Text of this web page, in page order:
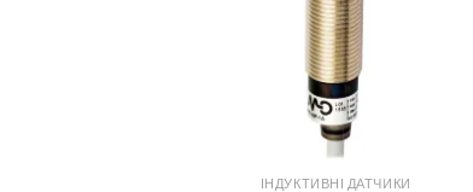
ІНДУКТИВНІ ДАТЧИКИ